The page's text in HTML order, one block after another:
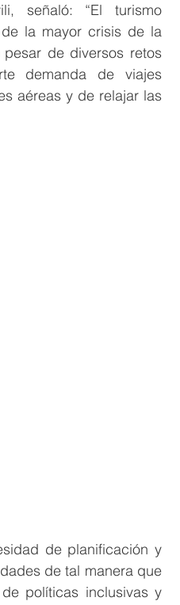
señaló: “El turismo
la mayor crisis de la
de diversos retos
demanda de viajes
aéreas y de relajar las
de planificación y
de tal manera que
políticas inclusivas y